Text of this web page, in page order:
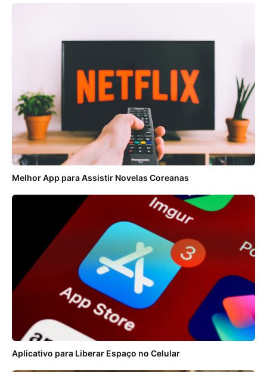
Melhor App para Assistir Novelas Coreanas
Aplicativo para Liberar Espaço no Celular